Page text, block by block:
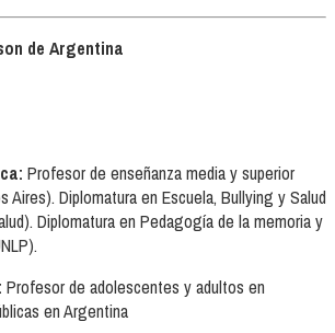
de Argentina
Profesor de enseñanza media y superior
Aires). Diplomatura en Escuela, Bullying y Salud
Diplomatura en Pedagogía de la memoria y
Profesor de adolescentes y adultos en
en Argentina